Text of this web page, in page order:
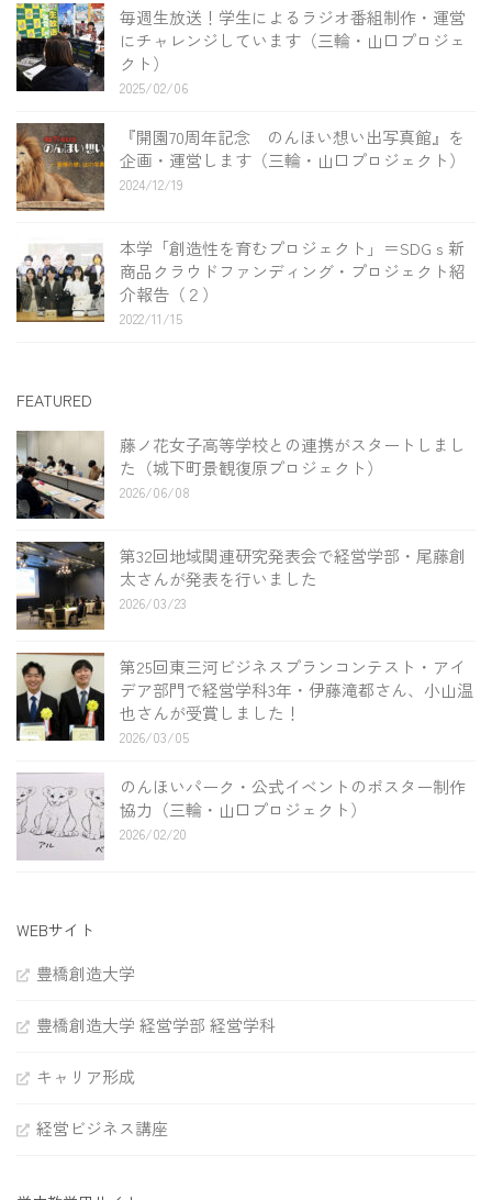
毎週生放送！学生によるラジオ番組制作・運営
にチャレンジしています（三輪・山口プロジェ
クト）
2025/02/06
『開園70周年記念 のんほい想い出写真館』を
企画・運営します（三輪・山口プロジェクト）
2024/12/19
本学「創造性を育むプロジェクト」＝SDGｓ新
商品クラウドファンディング・プロジェクト紹
介報告（２）
2022/11/15
FEATURED
藤ノ花女子高等学校との連携がスタートしまし
た（城下町景観復原プロジェクト）
2026/06/08
第32回地域関連研究発表会で経営学部・尾藤創
太さんが発表を行いました
2026/03/23
第25回東三河ビジネスプランコンテスト・アイ
デア部門で経営学科3年・伊藤滝都さん、小山温
也さんが受賞しました！
2026/03/05
のんほいパーク・公式イベントのポスター制作
協力（三輪・山口プロジェクト）
2026/02/20
WEBサイト
豊橋創造大学
豊橋創造大学 経営学部 経営学科
キャリア形成
経営ビジネス講座